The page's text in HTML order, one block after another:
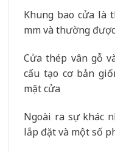
Khung bao cửa là
mm và thường
Cửa thép vân gỗ
cấu tạo cơ bản
mặt cửa
Ngoài ra sự khác
lắp đặt và một số